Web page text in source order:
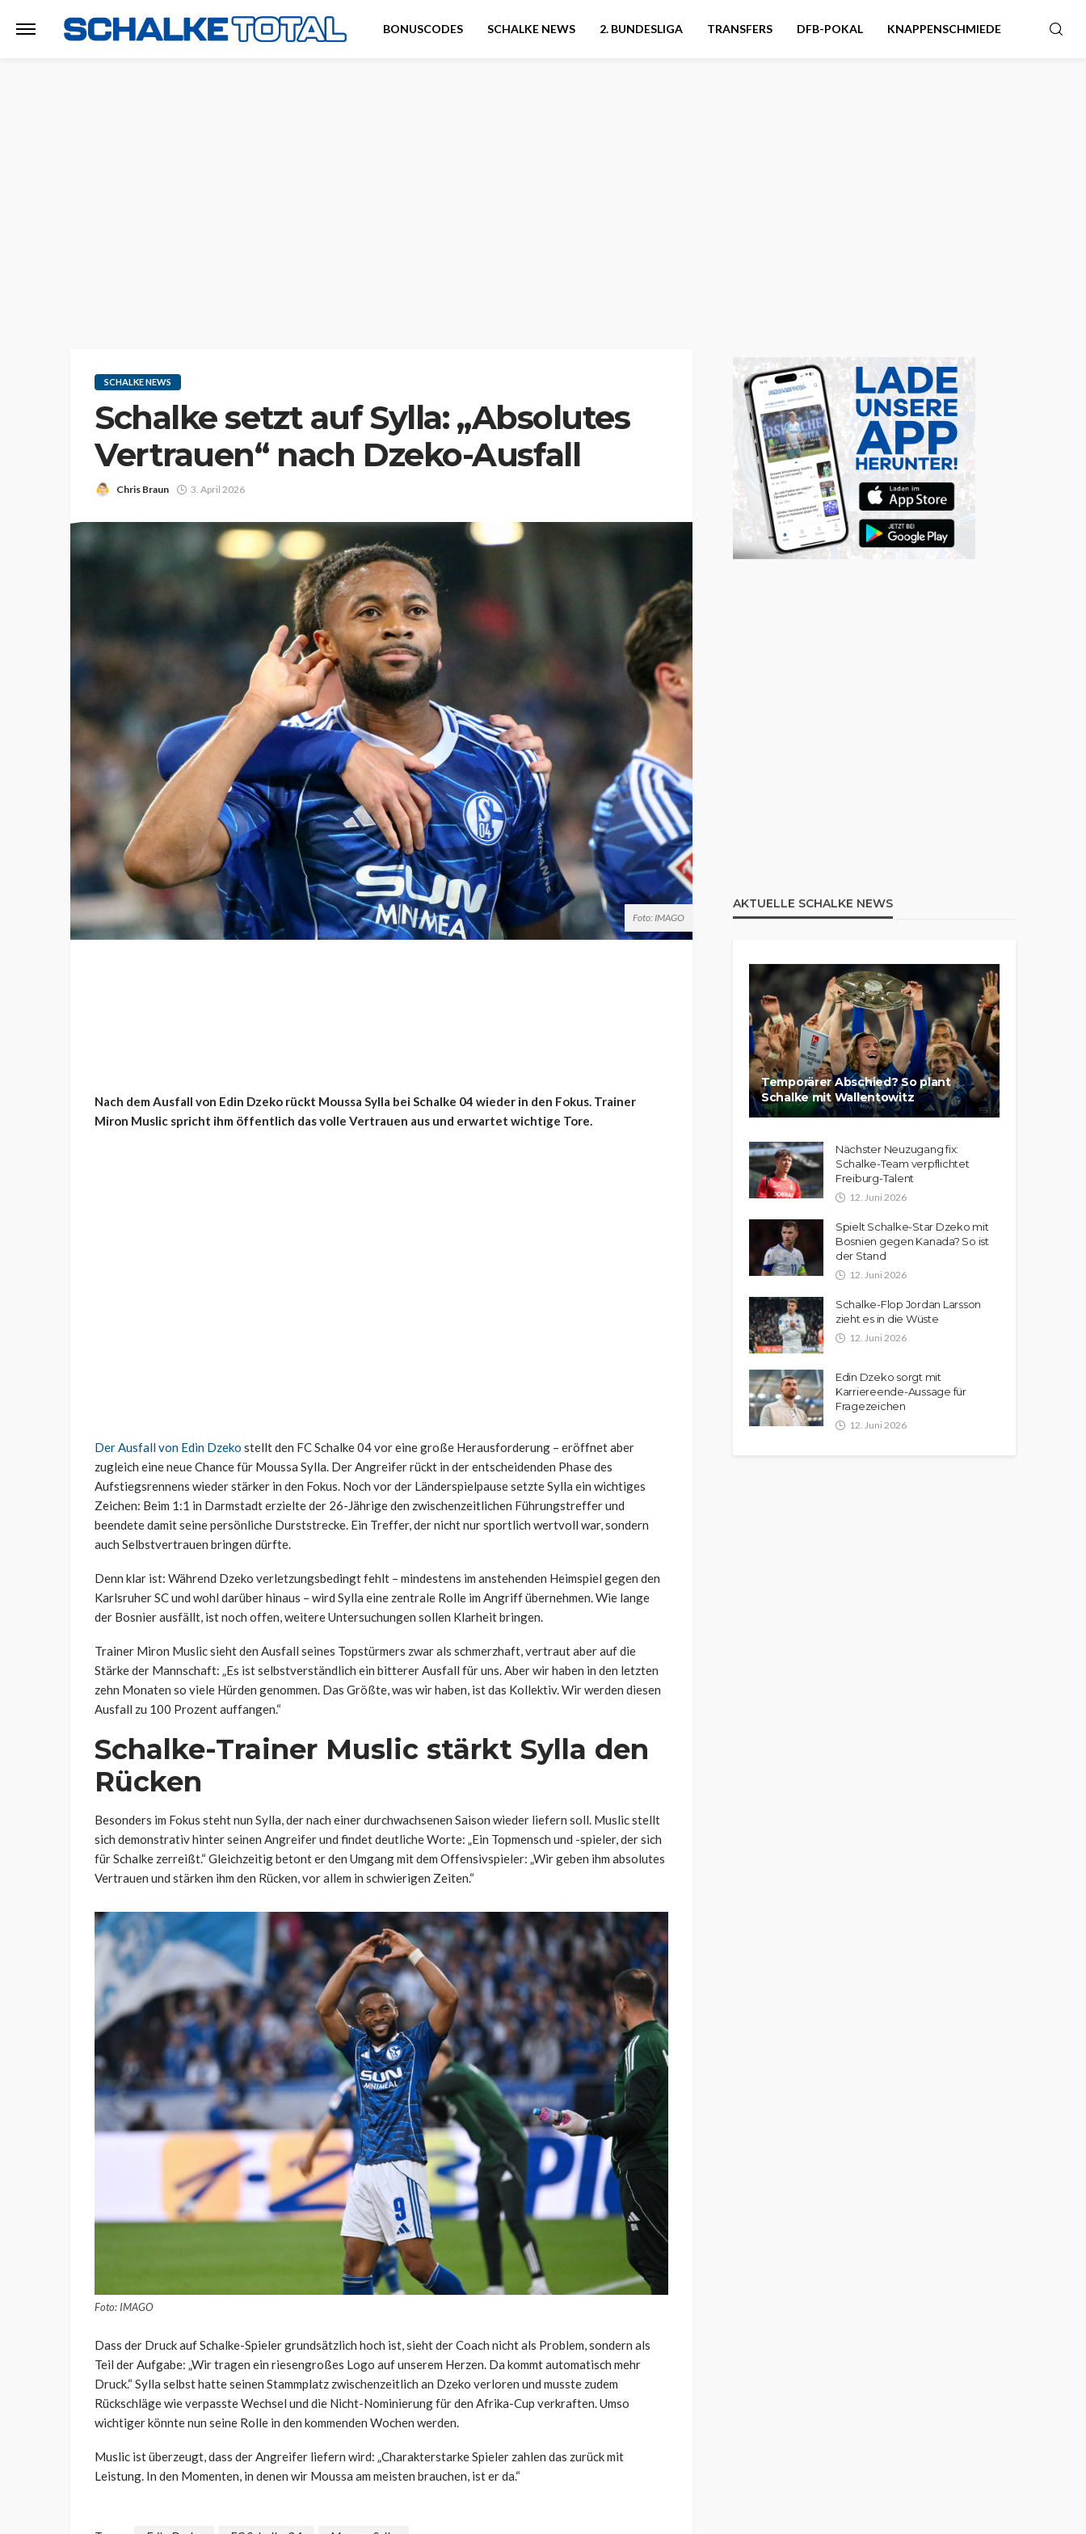
BONUSCODES SCHALKE NEWS 2. BUNDESLIGA TRANSFERS DFB-POKAL KNAPPENSCHMIEDE
SCHALKE NEWS
Schalke setzt auf Sylla: „Absolutes
Vertrauen“ nach Dzeko-Ausfall
Chris Braun 3. April 2026
Foto: IMAGO
Nach dem Ausfall von Edin Dzeko rückt Moussa Sylla bei Schalke 04 wieder in den Fokus. Trainer
Miron Muslic spricht ihm öffentlich das volle Vertrauen aus und erwartet wichtige Tore.
Der Ausfall von Edin Dzeko stellt den FC Schalke 04 vor eine große Herausforderung – eröffnet aber
zugleich eine neue Chance für Moussa Sylla. Der Angreifer rückt in der entscheidenden Phase des
Aufstiegsrennens wieder stärker in den Fokus. Noch vor der Länderspielpause setzte Sylla ein wichtiges
Zeichen: Beim 1:1 in Darmstadt erzielte der 26-Jährige den zwischenzeitlichen Führungstreffer und
beendete damit seine persönliche Durststrecke. Ein Treffer, der nicht nur sportlich wertvoll war, sondern
auch Selbstvertrauen bringen dürfte.
Denn klar ist: Während Dzeko verletzungsbedingt fehlt – mindestens im anstehenden Heimspiel gegen den
Karlsruher SC und wohl darüber hinaus – wird Sylla eine zentrale Rolle im Angriff übernehmen. Wie lange
der Bosnier ausfällt, ist noch offen, weitere Untersuchungen sollen Klarheit bringen.
Trainer Miron Muslic sieht den Ausfall seines Topstürmers zwar als schmerzhaft, vertraut aber auf die
Stärke der Mannschaft: „Es ist selbstverständlich ein bitterer Ausfall für uns. Aber wir haben in den letzten
zehn Monaten so viele Hürden genommen. Das Größte, was wir haben, ist das Kollektiv. Wir werden diesen
Ausfall zu 100 Prozent auffangen.“
Schalke-Trainer Muslic stärkt Sylla den
Rücken
Besonders im Fokus steht nun Sylla, der nach einer durchwachsenen Saison wieder liefern soll. Muslic stellt
sich demonstrativ hinter seinen Angreifer und findet deutliche Worte: „Ein Topmensch und -spieler, der sich
für Schalke zerreißt.“ Gleichzeitig betont er den Umgang mit dem Offensivspieler: „Wir geben ihm absolutes
Vertrauen und stärken ihm den Rücken, vor allem in schwierigen Zeiten.“
Foto: IMAGO
Dass der Druck auf Schalke-Spieler grundsätzlich hoch ist, sieht der Coach nicht als Problem, sondern als
Teil der Aufgabe: „Wir tragen ein riesengroßes Logo auf unserem Herzen. Da kommt automatisch mehr
Druck.“ Sylla selbst hatte seinen Stammplatz zwischenzeitlich an Dzeko verloren und musste zudem
Rückschläge wie verpasste Wechsel und die Nicht-Nominierung für den Afrika-Cup verkraften. Umso
wichtiger könnte nun seine Rolle in den kommenden Wochen werden.
Muslic ist überzeugt, dass der Angreifer liefern wird: „Charakterstarke Spieler zahlen das zurück mit
Leistung. In den Momenten, in denen wir Moussa am meisten brauchen, ist er da.“
AKTUELLE SCHALKE NEWS
Temporärer Abschied? So plant
Schalke mit Wallentowitz
Nächster Neuzugang fix:
Schalke-Team verpflichtet
Freiburg-Talent
12. Juni 2026
Spielt Schalke-Star Dzeko mit
Bosnien gegen Kanada? So ist
der Stand
12. Juni 2026
Schalke-Flop Jordan Larsson
zieht es in die Wüste
12. Juni 2026
Edin Dzeko sorgt mit
Karriereende-Aussage für
Fragezeichen
12. Juni 2026